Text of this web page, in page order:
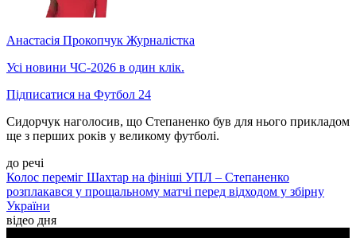
Анастасія Прокопчук Журналістка
Усі новини ЧС-2026 в один клік.
Підписатися на Футбол 24
Сидорчук наголосив, що Степаненко був для нього прикладом
ще з перших років у великому футболі.
до речі
Колос переміг Шахтар на фініші УПЛ – Степаненко
розплакався у прощальному матчі перед відходом у збірну
України
відео дня